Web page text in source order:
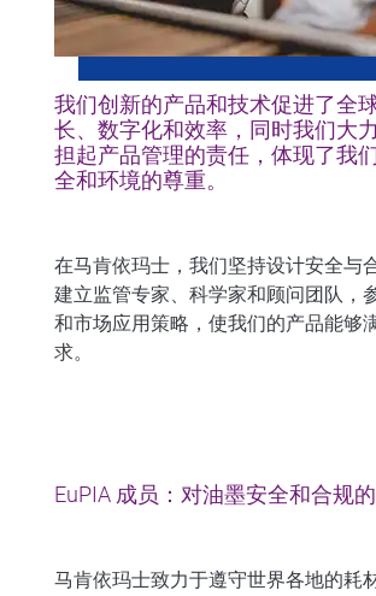
我们创新的产品和技术促进了全
长、数字化和效率，同时我们大
担起产品管理的责任，体现了我
全和环境的尊重。
在马肯依玛士，我们坚持设计安全与
建立监管专家、科学家和顾问团队，
和市场应用策略，使我们的产品能够
求。
EuPIA 成员：对油墨安全和合规
马肯依玛士致力于遵守世界各地的耗